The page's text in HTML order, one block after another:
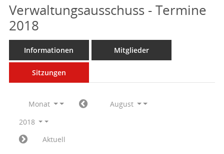
Verwaltungsausschuss - Termine
2018
Informationen Mitglieder
Sitzungen
Monat
August
2018
Aktuell